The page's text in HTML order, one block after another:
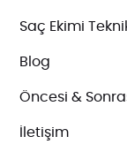
Saç Ekimi
Blog
Öncesi &
İletişim